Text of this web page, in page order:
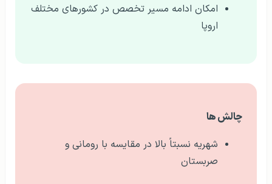
امکان ادامه مسیر تخصص در کشورهای مختلف
اروپا
چالش‌ ها
شهریه نسبتاً بالا در مقایسه با رومانی و
صربستان